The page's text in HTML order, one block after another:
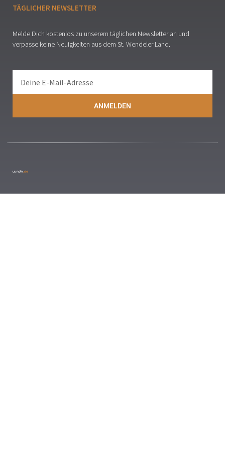
TÄGLICHER NEWSLETTER
Melde Dich kostenlos zu unserem täglichen Newsletter an und
verpasse keine Neuigkeiten aus dem St. Wendeler Land.
ANMELDEN